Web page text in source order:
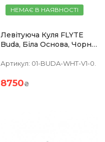
НЕМАЄ В НАЯВНОСТІ
Левітуюча Куля FLYTE
Buda, Біла Основа, Чорна
Артикул: 01-BUDA-WHT-V1-0.
8750₴